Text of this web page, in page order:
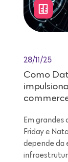
28/11/25
Como
Em grandes
Friday e
depende da